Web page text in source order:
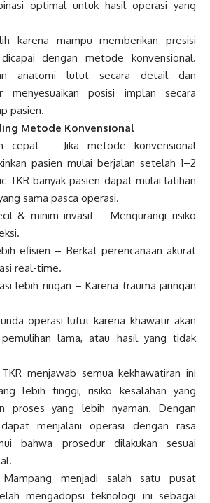
optimal untuk hasil operasi yang
karena mampu memberikan presisi
dengan metode konvensional.
anatomi lutut secara detail dan
menyesuaikan posisi implan secara
pasien.
Metode Konvensional
cepat – Jika metode konvensional
pasien mulai berjalan setelah 1–2
TKR banyak pasien dapat mulai latihan
sama pasca operasi.
& minim invasif – Mengurangi risiko
efisien – Berkat perencanaan akurat
real-time.
lebih ringan – Karena trauma jaringan
operasi lutut karena khawatir akan
lama, atau hasil yang tidak
menjawab semua kekhawatiran ini
lebih tinggi, risiko kesalahan yang
proses yang lebih nyaman. Dengan
menjalani operasi dengan rasa
bahwa prosedur dilakukan sesuai
menjadi salah satu pusat
mengadopsi teknologi ini sebagai